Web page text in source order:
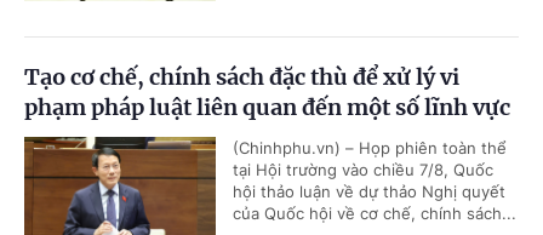
Tạo cơ chế, chính sách đặc thù để xử lý vi
phạm pháp luật liên quan đến một số lĩnh vực
(Chinhphu.vn) – Họp phiên toàn thể
tại Hội trường vào chiều 7/8, Quốc
hội thảo luận về dự thảo Nghị quyết
của Quốc hội về cơ chế, chính sách...